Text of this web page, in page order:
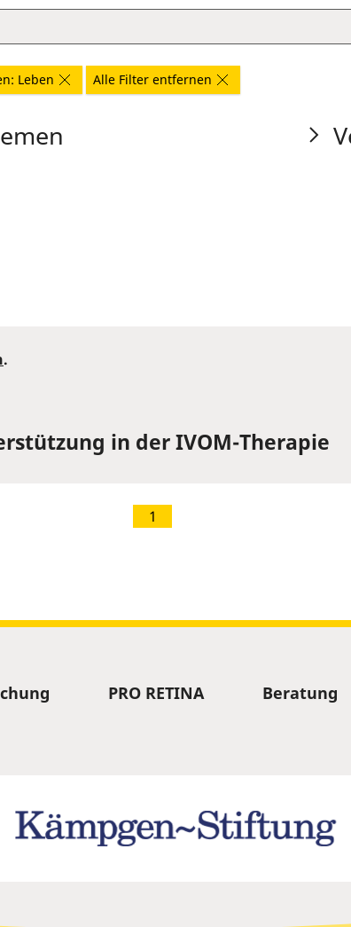
Leben Alle Filter entfernen
in der IVOM-Therapie
.
1
PRO RETINA Beratung